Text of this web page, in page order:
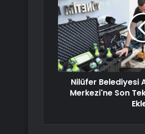
Nilüfer Belediyesi
Merkezi'ne Son